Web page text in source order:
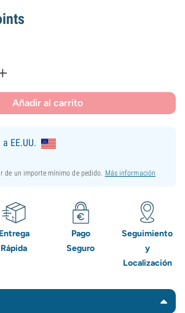
Añadir al carrito
a EE.UU.
de un importe mínimo de pedido. Más información
Entrega
Rápida
Pago
Seguro
Seguimiento
y
Localización